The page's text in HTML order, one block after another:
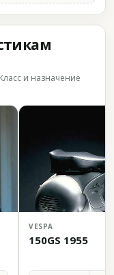
и назначение
VESPA
150GS 1955